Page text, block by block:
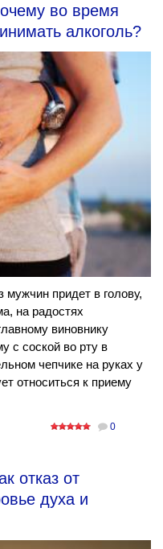
во время
алкоголь?
придет в голову,
на радостях
виновнику
с соской во рту в
чепчике на руках у
относиться к приему
0
отказ от
духа и